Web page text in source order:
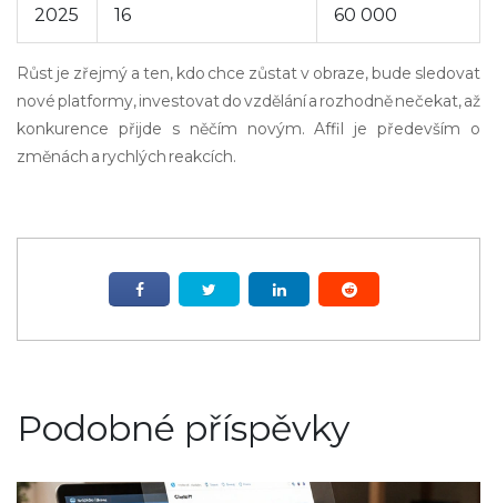
2025 16 60 000
Růst je zřejmý a ten, kdo chce zůstat v obraze, bude sledovat
nové platformy, investovat do vzdělání a rozhodně nečekat, až
konkurence přijde s něčím novým. Affil je především o
změnách a rychlých reakcích.
Podobné příspěvky